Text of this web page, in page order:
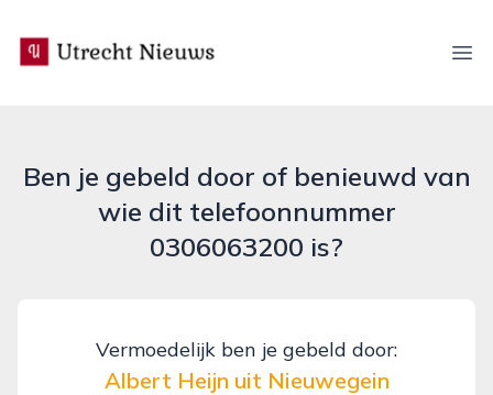
utrecht-nieuws.nl
Ben je gebeld door of benieuwd van
wie dit telefoonnummer
0306063200 is?
Vermoedelijk ben je gebeld door:
Albert Heijn uit Nieuwegein